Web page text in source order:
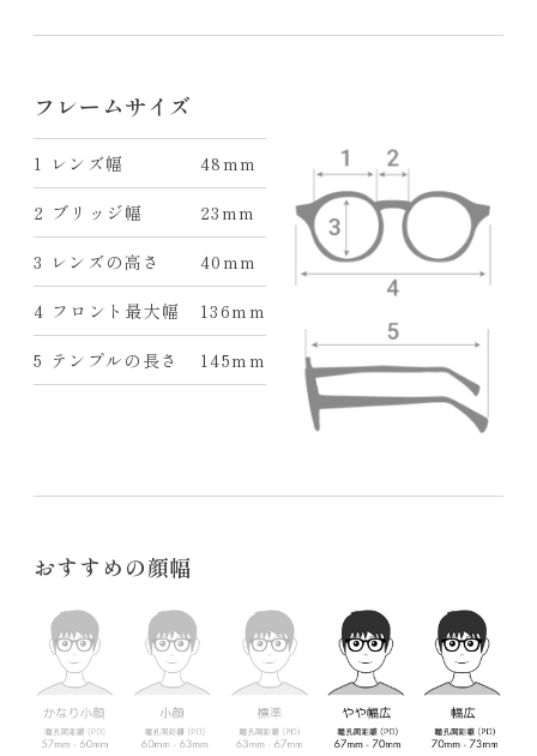
フレームサイズ
1 レンズ幅 48mm
2 ブリッジ幅 23mm
3 レンズの高さ 40mm
4 フロント最大幅 136mm
5 テンプルの長さ 145mm
おすすめの顔幅